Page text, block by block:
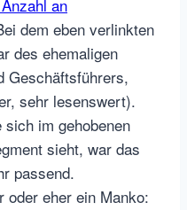
an
dem eben verlinkten
des ehemaligen
Geschäftsführers,
sehr lesenswert).
im gehobenen
sieht, war das
passend.
oder eher ein Manko: